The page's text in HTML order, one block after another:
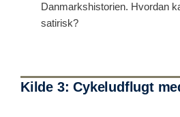
Danmarkshistorien. Hvordan
satirisk?
Kilde 3: Cykeludflugt